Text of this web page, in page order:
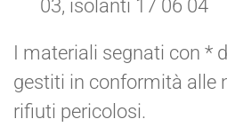
03, isolanti 17 06 04
I materiali segnati con *
gestiti in conformità alle
rifiuti pericolosi.